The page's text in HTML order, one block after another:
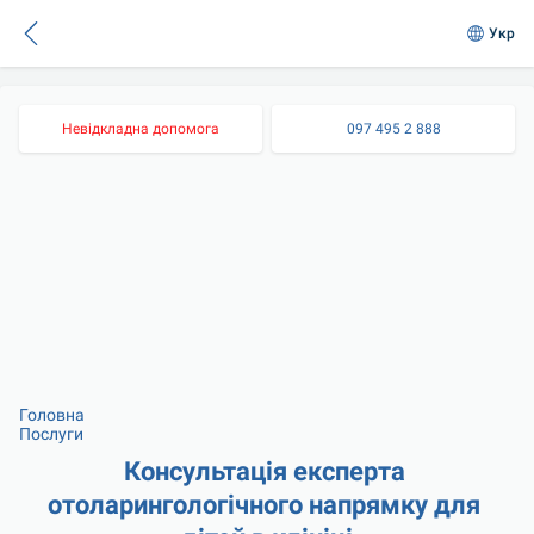
Укр
Невідкладна допомога 097 495 2 888
Головна
Послуги
Консультація експерта
отоларингологічного напрямку для